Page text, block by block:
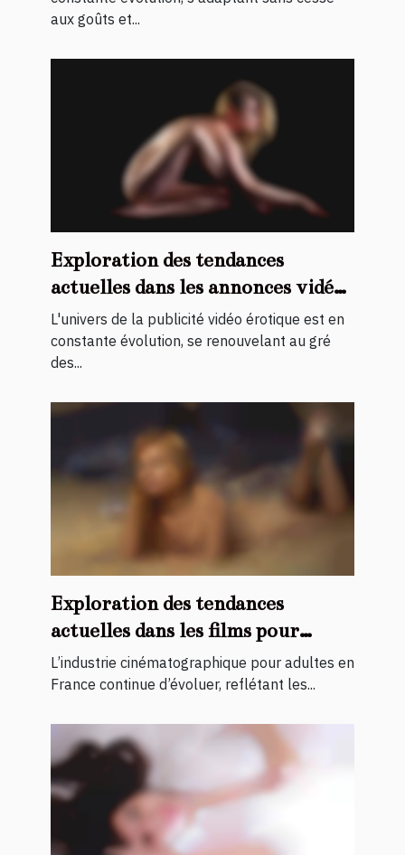
aux goûts et...
Exploration des tendances
actuelles dans les annonces vidéo
érotiques
L'univers de la publicité vidéo érotique est en
constante évolution, se renouvelant au gré
des...
Exploration des tendances
actuelles dans les films pour
adultes français
L’industrie cinématographique pour adultes en
France continue d’évoluer, reflétant les...